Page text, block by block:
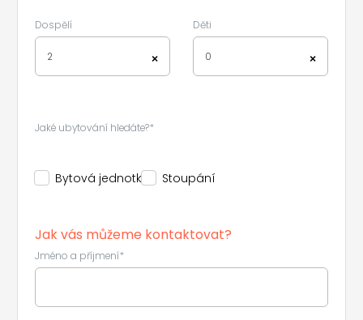
Dospělí
×
2
Děti
×
0
Jaké ubytování hledáte?*
Bytová jednotka Stoupání
Jak vás můžeme kontaktovat?
Jméno a příjmení*